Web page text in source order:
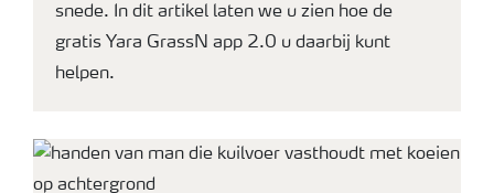
snede. In dit artikel laten we u zien hoe de
gratis Yara GrassN app 2.0 u daarbij kunt
helpen.